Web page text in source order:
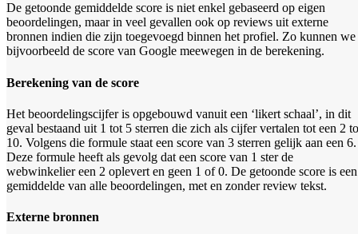
De getoonde gemiddelde score is niet enkel gebaseerd op eigen
beoordelingen, maar in veel gevallen ook op reviews uit externe
bronnen indien die zijn toegevoegd binnen het profiel. Zo kunnen we
bijvoorbeeld de score van Google meewegen in de berekening.
Berekening van de score
Het beoordelingscijfer is opgebouwd vanuit een ‘likert schaal’, in dit
geval bestaand uit 1 tot 5 sterren die zich als cijfer vertalen tot een 2
10. Volgens die formule staat een score van 3 sterren gelijk aan een 6.
Deze formule heeft als gevolg dat een score van 1 ster de
webwinkelier een 2 oplevert en geen 1 of 0. De getoonde score is een
gemiddelde van alle beoordelingen, met en zonder review tekst.
Externe bronnen